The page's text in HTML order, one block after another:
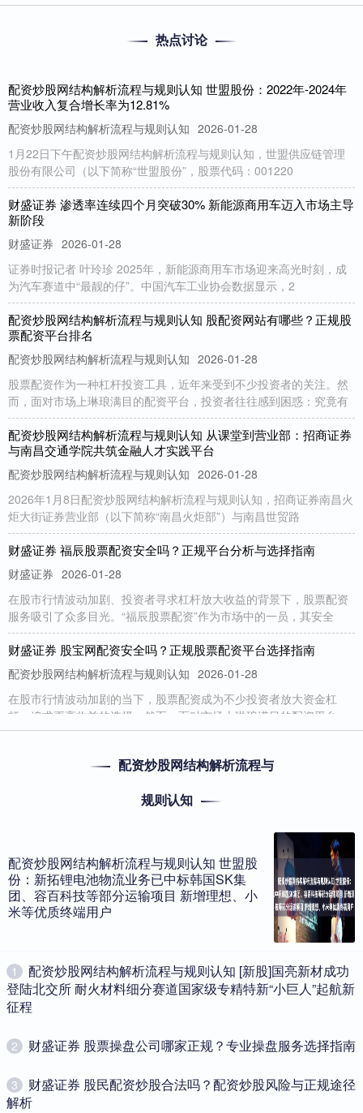
热点讨论
配资炒股网结构解析流程与规则认知 世盟股份：2022年-2024年
营业收入复合增长率为12.81%
配资炒股网结构解析流程与规则认知 2026-01-28
1月22日下午配资炒股网结构解析流程与规则认知，世盟供应链管理
股份有限公司（以下简称“世盟股份”，股票代码：001220
财盛证券 渗透率连续四个月突破30% 新能源商用车迈入市场主导
新阶段
财盛证券 2026-01-28
证券时报记者 叶玲珍 2025年，新能源商用车市场迎来高光时刻，成
为汽车赛道中“最靓的仔”。中国汽车工业协会数据显示，2
配资炒股网结构解析流程与规则认知 股配资网站有哪些？正规股
票配资平台排名
配资炒股网结构解析流程与规则认知 2026-01-28
股票配资作为一种杠杆投资工具，近年来受到不少投资者的关注。然
而，面对市场上琳琅满目的配资平台，投资者往往感到困惑：究竟有
配资炒股网结构解析流程与规则认知 从课堂到营业部：招商证券
与南昌交通学院共筑金融人才实践平台
配资炒股网结构解析流程与规则认知 2026-01-28
2026年1月8日配资炒股网结构解析流程与规则认知，招商证券南昌火
炬大街证券营业部（以下简称“南昌火炬部”）与南昌世贸路
财盛证券 福辰股票配资安全吗？正规平台分析与选择指南
财盛证券 2026-01-28
在股市行情波动加剧、投资者寻求杠杆放大收益的背景下，股票配资
服务吸引了众多目光。“福辰股票配资”作为市场中的一员，其安全
财盛证券 股宝网配资安全吗？正规股票配资平台选择指南
配资炒股网结构解析流程与规则认知 2026-01-28
在股市行情波动加剧的当下，股票配资成为不少投资者放大资金杠
杆、追求更高收益的选择。然而，面对市场上琳琅满目的配资平台，
尤
配资炒股网结构解析流程与规则认知 腾景科技斩获8915万元光器
证券时报记者 钟恬配资炒股网结构解析流程与规则认知 1月21日晚
间，腾景科技（688195）公告称，公司收到某客户C子公
可查配资平台有哪些｜合规查询指南
财盛证券 2026-07-03
在股市波动加剧的背景下配资炒股网结构解析流程与规则认知，许多
投资者希望通过配资放大收益。但面对市场上形形色色的配资平台，
配资炒股网结构解析流程与
规则认知
配资炒股网结构解析流程与规则认知 世盟股
份：新拓锂电池物流业务已中标韩国SK集
团、容百科技等部分运输项目 新增理想、小
米等优质终端用户
1
​配资炒股网结构解析流程与规则认知 [新股]国亮新材成功
登陆北交所 耐火材料细分赛道国家级专精特新“小巨人”起航新
征程
2 ​财盛证券 股票操盘公司哪家正规？专业操盘服务选择指南
3
​财盛证券 股民配资炒股合法吗？配资炒股风险与正规途径
解析